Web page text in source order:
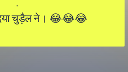
चुड़ैल ने। 😂😂😂